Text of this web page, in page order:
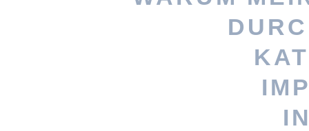
persönlicheres Geschenk?
Stöbere nach